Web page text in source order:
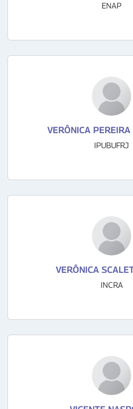
ENAP
VERÔNICA
IPUBUFRJ
VERÔNICA
INCRA